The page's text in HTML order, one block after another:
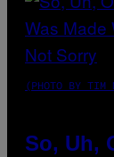
(PHOTO BY TIM
So, Uh,